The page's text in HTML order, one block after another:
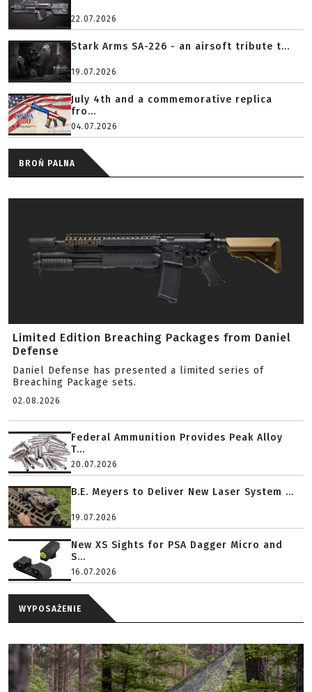
22.07.2026
Stark Arms SA-226 - an airsoft tribute t...
19.07.2026
July 4th and a commemorative replica
fro...
04.07.2026
BROŃ PALNA
Limited Edition Breaching Packages from Daniel
Defense
Daniel Defense has presented a limited series of
Breaching Package sets.
02.08.2026
Federal Ammunition Provides Peak Alloy
T...
20.07.2026
B.E. Meyers to Deliver New Laser System ...
19.07.2026
New XS Sights for PSA Dagger Micro and
S...
16.07.2026
WYPOSAŻENIE